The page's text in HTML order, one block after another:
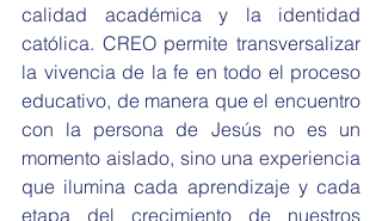
calidad académica y la identidad
católica. CREO permite transversalizar
la vivencia de la fe en todo el proceso
educativo, de manera que el encuentro
con la persona de Jesús no es un
momento aislado, sino una experiencia
que ilumina cada aprendizaje y cada
etapa del crecimiento de nuestros